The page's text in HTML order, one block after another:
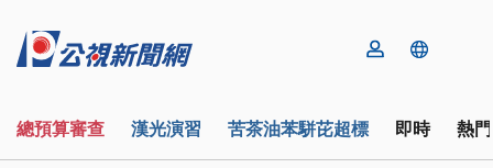
總預算審查 漢光演習 苦茶油苯駢芘超標 即時 熱